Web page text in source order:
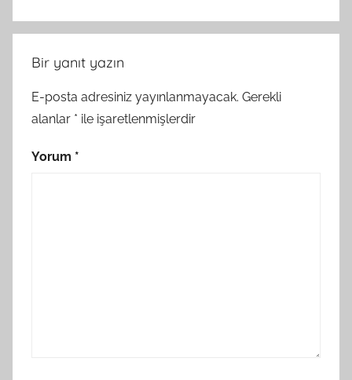
Bir yanıt yazın
E-posta adresiniz yayınlanmayacak. Gerekli
alanlar * ile işaretlenmişlerdir
Yorum *